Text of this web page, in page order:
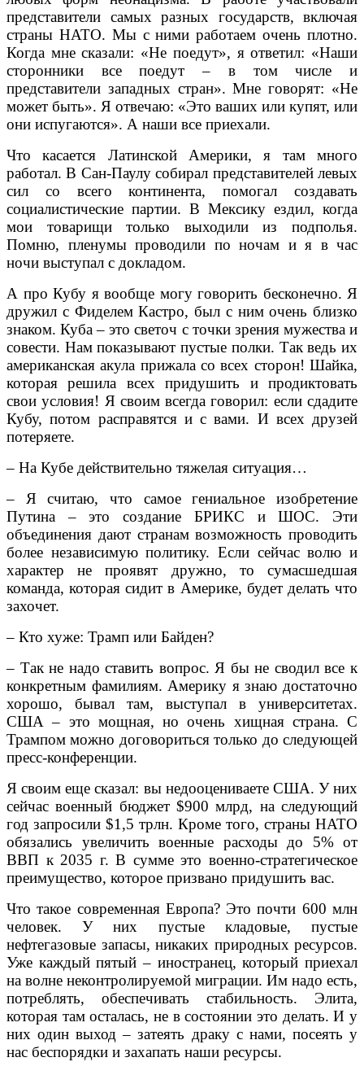
представители самых разных государств, включая
страны НАТО. Мы с ними работаем очень плотно.
Когда мне сказали: «Не поедут», я ответил: «Наши
сторонники все поедут – в том числе и
представители западных стран». Мне говорят: «Не
может быть». Я отвечаю: «Это ваших или купят, или
они испугаются». А наши все приехали.
Что касается Латинской Америки, я там много
работал. В Сан-Паулу собирал представителей левых
сил со всего континента, помогал создавать
социалистические партии. В Мексику ездил, когда
мои товарищи только выходили из подполья.
Помню, пленумы проводили по ночам и я в час
ночи выступал с докладом.
А про Кубу я вообще могу говорить бесконечно. Я
дружил с Фиделем Кастро, был с ним очень близко
знаком. Куба – это светоч с точки зрения мужества и
совести. Нам показывают пустые полки. Так ведь их
американская акула прижала со всех сторон! Шайка,
которая решила всех придушить и продиктовать
свои условия! Я своим всегда говорил: если сдадите
Кубу, потом расправятся и с вами. И всех друзей
потеряете.
– На Кубе действительно тяжелая ситуация…
– Я считаю, что самое гениальное изобретение
Путина – это создание БРИКС и ШОС. Эти
объединения дают странам возможность проводить
более независимую политику. Если сейчас волю и
характер не проявят дружно, то сумасшедшая
команда, которая сидит в Америке, будет делать что
захочет.
– Кто хуже: Трамп или Байден?
– Так не надо ставить вопрос. Я бы не сводил все к
конкретным фамилиям. Америку я знаю достаточно
хорошо, бывал там, выступал в университетах.
США – это мощная, но очень хищная страна. С
Трампом можно договориться только до следующей
пресс-конференции.
Я своим еще сказал: вы недооцениваете США. У них
сейчас военный бюджет $900 млрд, на следующий
год запросили $1,5 трлн. Кроме того, страны НАТО
обязались увеличить военные расходы до 5% от
ВВП к 2035 г. В сумме это военно-стратегическое
преимущество, которое призвано придушить вас.
Что такое современная Европа? Это почти 600 млн
человек. У них пустые кладовые, пустые
нефтегазовые запасы, никаких природных ресурсов.
Уже каждый пятый – иностранец, который приехал
на волне неконтролируемой миграции. Им надо есть,
потреблять, обеспечивать стабильность. Элита,
которая там осталась, не в состоянии это делать. И у
них один выход – затеять драку с нами, посеять у
нас беспорядки и захапать наши ресурсы.